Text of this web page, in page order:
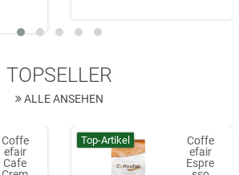
TOPSELLER
ALLE ANSEHEN
Coffe
efair
Cafe
Top-Artikel
Coffe
efair
Espre